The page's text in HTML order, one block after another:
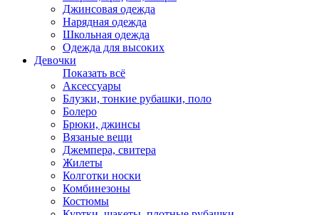
Джинсовая одежда
Нарядная одежда
Школьная одежда
Одежда для высоких
Девочки
Показать всё
Аксессуары
Блузки, тонкие рубашки, поло
Болеро
Брюки, джинсы
Вязаные вещи
Джемпера, свитера
Жилеты
Колготки носки
Комбинезоны
Костюмы